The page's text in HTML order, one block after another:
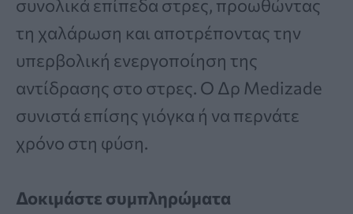
συνολικά επίπεδα στρες, προωθώντας
τη χαλάρωση και αποτρέποντας την
υπερβολική ενεργοποίηση της
αντίδρασης στο στρες. Ο Δρ Medizade
συνιστά επίσης γιόγκα ή να περνάτε
χρόνο στη φύση.
Δοκιμάστε συμπληρώματα